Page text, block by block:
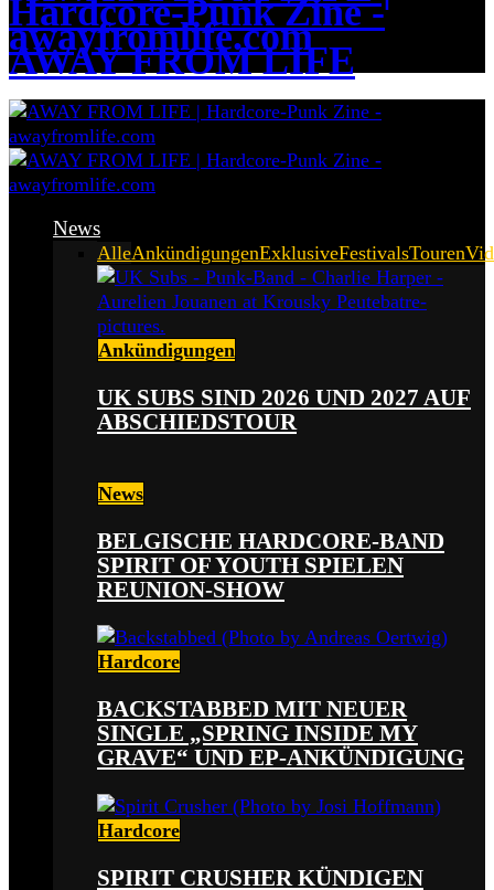
AWAY FROM LIFE
News
AlleAnkündigungenExklusiveFestivalsTouren
Ankündigungen
UK SUBS SIND 2026 UND 2027 AUF
ABSCHIEDSTOUR
News
BELGISCHE HARDCORE-BAND
SPIRIT OF YOUTH SPIELEN
REUNION-SHOW
Hardcore
BACKSTABBED MIT NEUER
SINGLE „SPRING INSIDE MY
GRAVE“ UND EP-ANKÜNDIGUNG
Hardcore
SPIRIT CRUSHER KÜNDIGEN